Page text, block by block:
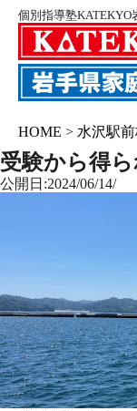
個別指導塾KATEKYO
HOME > 水沢駅
受験から得
公開日:2024/06/14/